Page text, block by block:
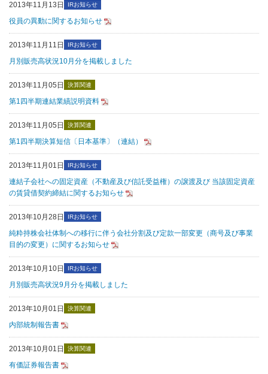
2013年11月13日 IRお知らせ
役員の異動に関するお知らせ
2013年11月11日 IRお知らせ
月別販売高状況10月分を掲載しました
2013年11月05日 決算関連
第1四半期連結業績説明資料
2013年11月05日 決算関連
第1四半期決算短信〔日本基準〕（連結）
2013年11月01日 IRお知らせ
連結子会社への固定資産（不動産及び信託受益権）の譲渡及び 当該固定資産
の賃貸借契約締結に関するお知らせ
2013年10月28日 IRお知らせ
純粋持株会社体制への移行に伴う会社分割及び定款一部変更（商号及び事業
目的の変更）に関するお知らせ
2013年10月10日 IRお知らせ
月別販売高状況9月分を掲載しました
2013年10月01日 決算関連
内部統制報告書
2013年10月01日 決算関連
有価証券報告書